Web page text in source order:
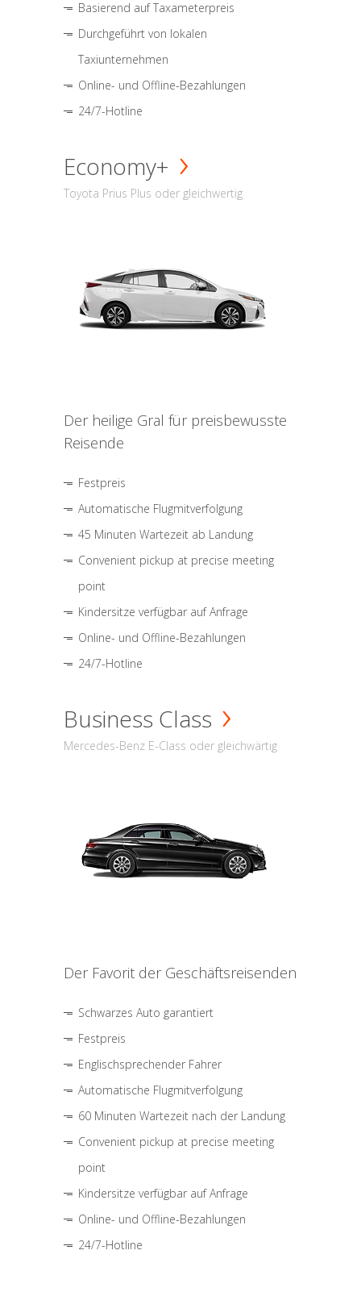
Basierend auf Taxameterpreis
Durchgeführt von lokalen
Taxiunternehmen
Online- und Offline-Bezahlungen
24/7-Hotline
Economy+
Toyota Prius Plus oder gleichwertig
Der heilige Gral für preisbewusste
Reisende
Festpreis
Automatische Flugmitverfolgung
45 Minuten Wartezeit ab Landung
Convenient pickup at precise meeting
point
Kindersitze verfügbar auf Anfrage
Online- und Offline-Bezahlungen
24/7-Hotline
Business Class
Mercedes-Benz E-Class oder gleichwärtig
Der Favorit der Geschäftsreisenden
Schwarzes Auto garantiert
Festpreis
Englischsprechender Fahrer
Automatische Flugmitverfolgung
60 Minuten Wartezeit nach der Landung
Convenient pickup at precise meeting
point
Kindersitze verfügbar auf Anfrage
Online- und Offline-Bezahlungen
24/7-Hotline